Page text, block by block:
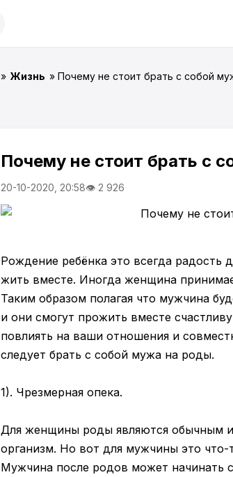
» Жизнь » Почему не стоит брать с собой
Почему не стоит брать с
20-10-2020, 20:58👁 2 926
Рождение ребёнка это всегда радость
жить вместе. Иногда женщина
Таким образом полагая что мужчина
и они смогут прожить вместе
повлиять на ваши отношения и
следует брать с собой мужа на роды.
1). Чрезмерная опека.
Для женщины роды являются обычным
организм. Но вот для мужчины это
Мужчина после родов может начинать